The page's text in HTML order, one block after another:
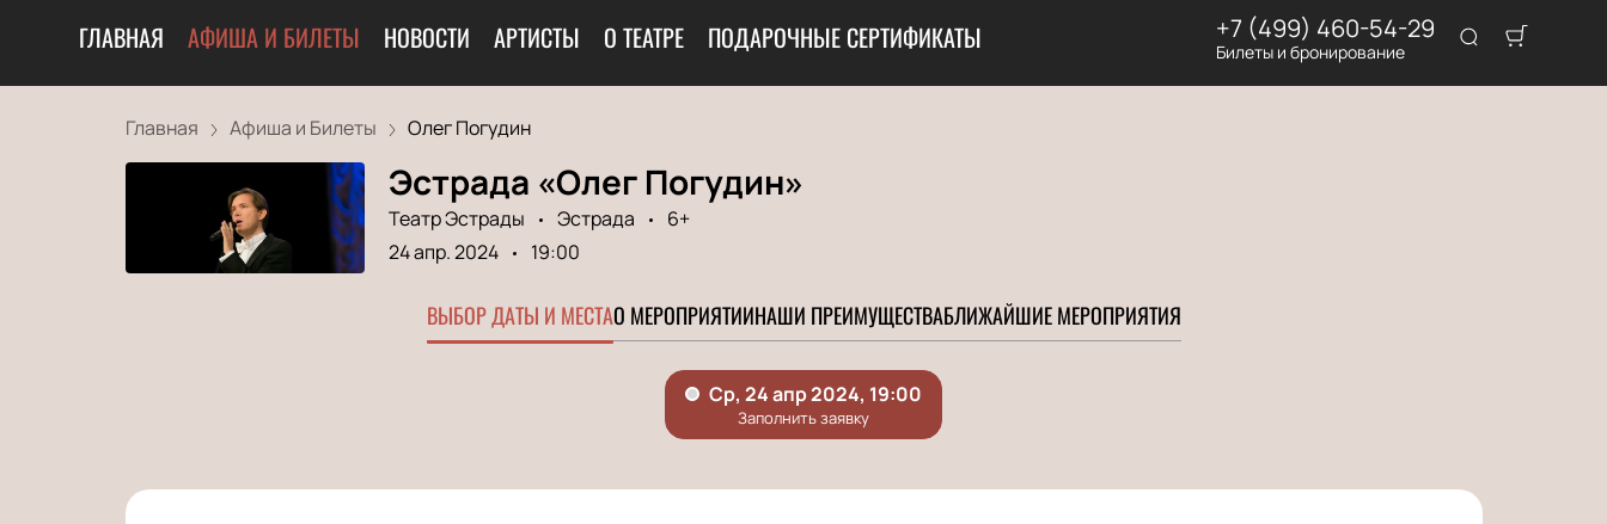
ГЛАВНАЯ АФИША И БИЛЕТЫ НОВОСТИ АРТИСТЫ О ТЕАТРЕ ПОДАРОЧНЫЕ СЕРТИФИКАТЫ +7 (499) 460-54-29
Билеты и бронирование
Главная Афиша и Билеты Олег Погудин
Эстрада «Олег Погудин»
Театр Эстрады Эстрада
6+
24 апр. 2024
19:00
ВЫБОР ДАТЫ И МЕСТАО МЕРОПРИЯТИИНАШИ ПРЕИМУЩЕСТВАБЛИЖАЙШИЕ МЕРОПРИЯТИЯ